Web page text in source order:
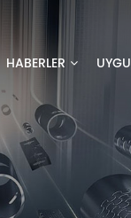
HABERLER